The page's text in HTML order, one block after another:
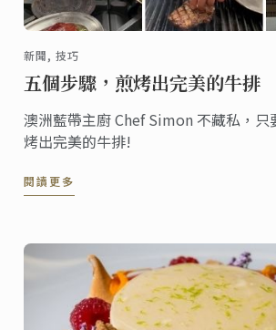
新聞, 技巧
五個步驟，煎烤出完美的牛排
澳洲藍帶主廚 Chef Simon 不藏私，只
烤出完美的牛排!
閱讀更多